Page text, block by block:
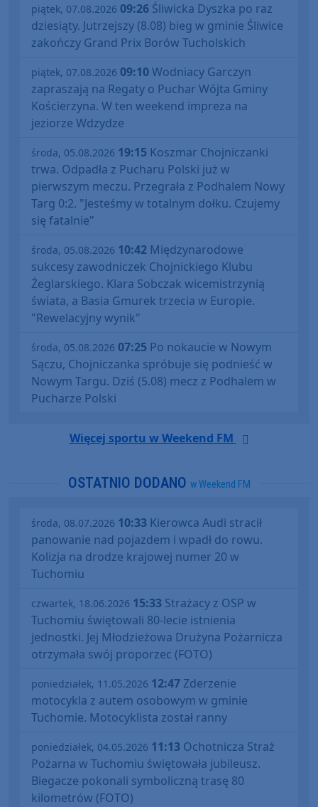
piątek, 07.08.2026 09:26 Śliwicka Dyszka po raz
dziesiąty. Jutrzejszy (8.08) bieg w gminie Śliwice
zakończy Grand Prix Borów Tucholskich
piątek, 07.08.2026 09:10Wodniacy Garczyn
zapraszają na Regaty o Puchar Wójta Gminy
Kościerzyna. W ten weekend impreza na
jeziorze Wdzydze
środa, 05.08.2026 19:15 Koszmar Chojniczanki
trwa. Odpadła z Pucharu Polski już w
pierwszym meczu. Przegrała z Podhalem Nowy
Targ 0:2. "Jesteśmy w totalnym dołku. Czujemy
się fatalnie"
środa, 05.08.2026 10:42 Międzynarodowe
sukcesy zawodniczek Chojnickiego Klubu
Żeglarskiego. Klara Sobczak wicemistrzynią
świata, a Basia Gmurek trzecia w Europie.
"Rewelacyjny wynik"
środa, 05.08.2026 07:25 Po nokaucie w Nowym
Sączu, Chojniczanka spróbuje się podnieść w
Nowym Targu. Dziś (5.08) mecz z Podhalem w
Pucharze Polski
Więcej sportu w Weekend FM
OSTATNIO DODANO w Weekend FM
środa, 08.07.2026 10:33 Kierowca Audi stracił
panowanie nad pojazdem i wpadł do rowu.
Kolizja na drodze krajowej numer 20 w
Tuchomiu
czwartek, 18.06.2026 15:33 Strażacy z OSP w
Tuchomiu świętowali 80-lecie istnienia
jednostki. Jej Młodzieżowa Drużyna Pożarnicza
otrzymała swój proporzec (FOTO)
poniedziałek, 11.05.2026 12:47 Zderzenie
motocykla z autem osobowym w gminie
Tuchomie. Motocyklista został ranny
poniedziałek, 04.05.2026 11:13 Ochotnicza Straż
Pożarna w Tuchomiu świętowała jubileusz.
Biegacze pokonali symboliczną trasę 80
kilometrów (FOTO)